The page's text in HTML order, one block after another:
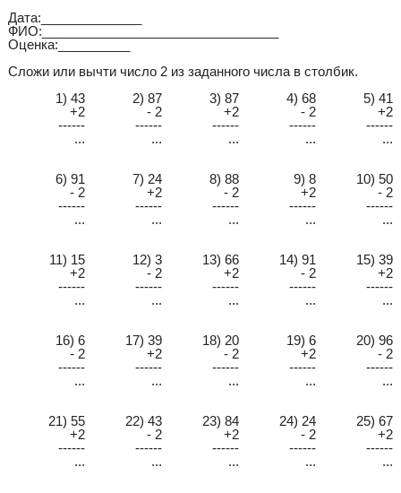
Дата:______________
ФИО:_________________________________
Оценка:__________
Сложи или вычти число 2 из заданного числа в столбик.
1) 43
2) 87 3) 87 4) 68
5) 41
+2
- 2 +2 - 2
+2
------
------ ------ ------
------
...
... ... ... ...
6) 91 7) 24 8) 88 9) 8
10) 50
- 2
+2 - 2 +2
- 2
------
------ ------ ------
------
...
... ... ... ...
11) 15 12) 3 13) 66 14) 91
15) 39
+2
- 2 +2 - 2
+2
------
------ ------ ------
------
...
... ... ... ...
16) 6 17) 39 18) 20 19) 6
20) 96
- 2
+2 - 2 +2
- 2
------
------ ------ ------
------
...
... ... ... ...
21) 55 22) 43 23) 84 24) 24
25) 67
+2
- 2 +2 - 2
+2
------
------ ------ ------
------
...
... ... ... ...